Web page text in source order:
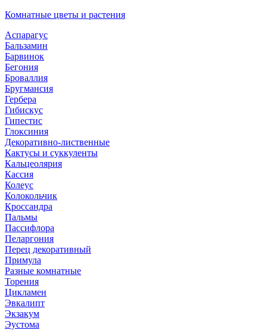
Комнатные цветы и растения
Аспарагус
Бальзамин
Барвинок
Бегония
Броваллия
Бругмансия
Гербера
Гибискус
Гипестис
Глоксиния
Декоративно-лиственные
Кактусы и суккуленты
Кальцеолярия
Кассия
Колеус
Колокольчик
Кроссандра
Пальмы
Пассифлора
Пеларгония
Перец декоративный
Примула
Разные комнатные
Торения
Цикламен
Эвкалипт
Экзакум
Эустома